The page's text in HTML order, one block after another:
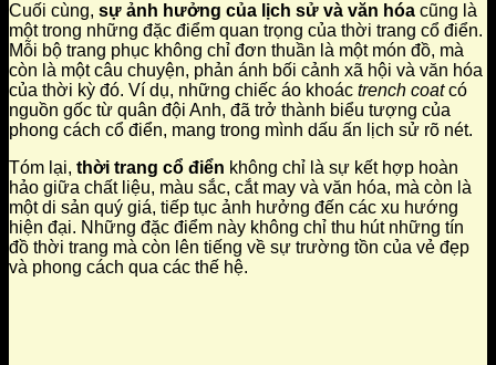
Cuối cùng, sự ảnh hưởng của lịch sử và văn hóa cũng là
một trong những đặc điểm quan trọng của thời trang cổ điển.
Mỗi bộ trang phục không chỉ đơn thuần là một món đồ, mà
còn là một câu chuyện, phản ánh bối cảnh xã hội và văn hóa
của thời kỳ đó. Ví dụ, những chiếc áo khoác trench coatcó
nguồn gốc từ quân đội Anh, đã trở thành biểu tượng của
phong cách cổ điển, mang trong mình dấu ấn lịch sử rõ nét.
Tóm lại, thời trang cổ điển không chỉ là sự kết hợp hoàn
hảo giữa chất liệu, màu sắc, cắt may và văn hóa, mà còn là
một di sản quý giá, tiếp tục ảnh hưởng đến các xu hướng
hiện đại. Những đặc điểm này không chỉ thu hút những tín
đồ thời trang mà còn lên tiếng về sự trường tồn của vẻ đẹp
và phong cách qua các thế hệ.